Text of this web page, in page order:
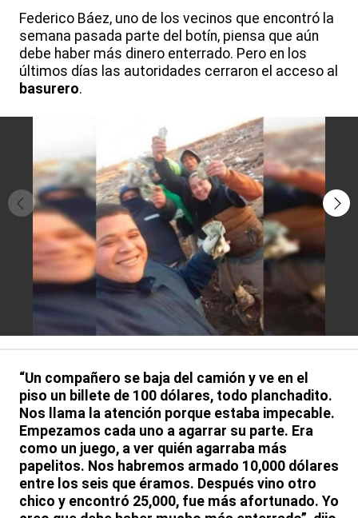
Federico Báez, uno de los vecinos que encontró la
semana pasada parte del botín, piensa que aún
debe haber más dinero enterrado. Pero en los
últimos días las autoridades cerraron el acceso al
basurero.
“Un compañero se baja del camión y ve en el
piso un billete de 100 dólares, todo planchadito.
Nos llama la atención porque estaba impecable.
Empezamos cada uno a agarrar su parte. Era
como un juego, a ver quién agarraba más
papelitos. Nos habremos armado 10,000 dólares
entre los seis que éramos. Después vino otro
chico y encontró 25,000, fue más afortunado. Yo